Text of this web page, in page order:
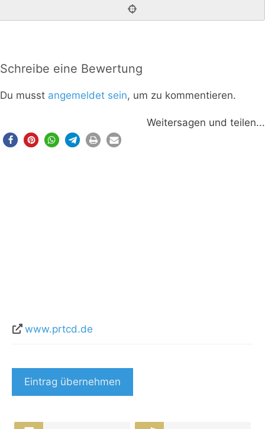
Schreibe eine Bewertung
Du musst angemeldet sein, um zu kommentieren.
Weitersagen und teilen...
www.prtcd.de
Eintrag übernehmen